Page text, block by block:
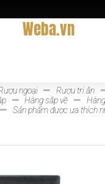
Weba.vn
ngoại Rượu tri ân
Hàng sắp về
Sản phẩm được ưa thích